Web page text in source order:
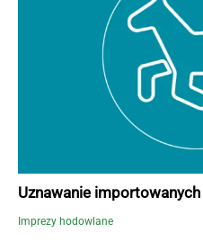
Imprezy hodowlane
Uznawanie